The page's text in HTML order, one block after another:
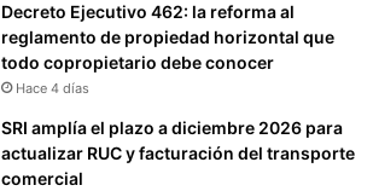
Decreto Ejecutivo 462: la reforma al
reglamento de propiedad horizontal que
todo copropietario debe conocer
Hace 4 días
SRI amplía el plazo a diciembre 2026 para
actualizar RUC y facturación del transporte
comercial